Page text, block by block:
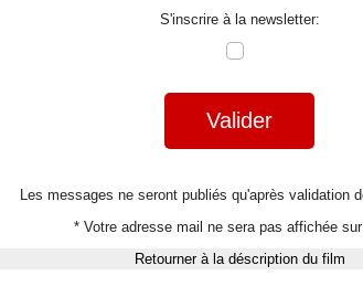
S'inscrire à la newsletter:
Valider
Les messages ne seront publiés qu'après validation
* Votre adresse mail ne sera pas affichée
Retourner à la déscription du film